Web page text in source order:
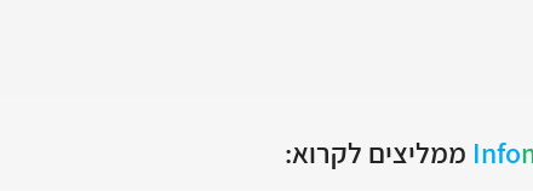
Info ממליצים לקרוא: